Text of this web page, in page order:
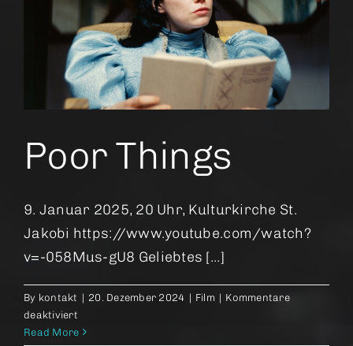
Poor Things
9. Januar 2025, 20 Uhr, Kulturkirche St.
Jakobi https://www.youtube.com/watch?
v=-058Mus-gU8 Geliebtes [...]
By kontakt | 20. Dezember 2024 | Film | Kommentare
deaktiviertfür
Poor
Read More